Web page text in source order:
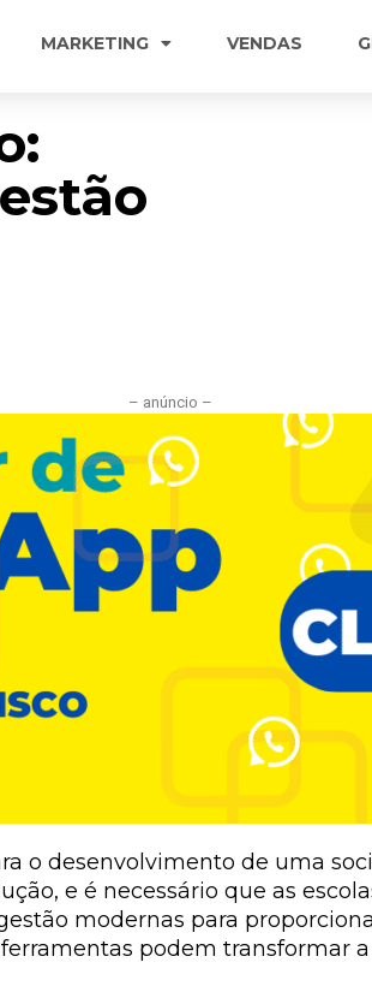
MARKETING VENDAS
– anúncio –
o desenvolvimento de uma
e é necessário que as
modernas para
podem transformar